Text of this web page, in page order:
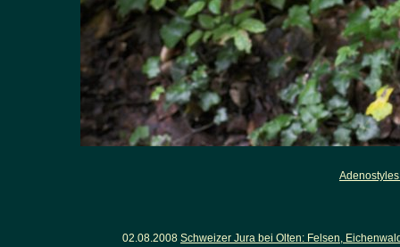
02.08.2008 Schweizer Jura bei Olten: Felsen,